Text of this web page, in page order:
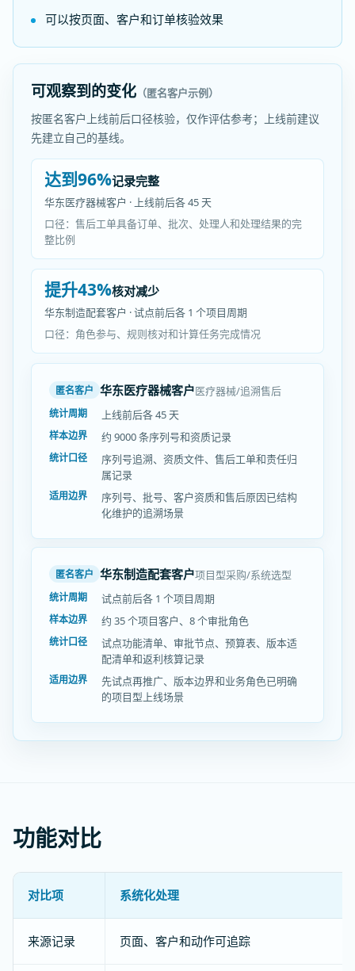
可以按页面、客户和订单核验效果
可观察到的变化 （匿名客户示例）
按匿名客户上线前后口径核验，仅作评估参考；上线前建议
先建立自己的基线。
达到96%记录完整
华东医疗器械客户 · 上线前后各 45 天
口径：售后工单具备订单、批次、处理人和处理结果的完
整比例
提升43%核对减少
华东制造配套客户 · 试点前后各 1 个项目周期
口径：角色参与、规则核对和计算任务完成情况
匿名客户 华东医疗器械客户医疗器械/追溯售后
统计周期 上线前后各 45 天
样本边界 约 9000 条序列号和资质记录
统计口径
序列号追溯、资质文件、售后工单和责任归
属记录
适用边界
序列号、批号、客户资质和售后原因已结构
化维护的追溯场景
匿名客户 华东制造配套客户项目型采购/系统选型
统计周期 试点前后各 1 个项目周期
样本边界 约 35 个项目客户、8 个审批角色
统计口径
试点功能清单、审批节点、预算表、版本适
配清单和返利核算记录
适用边界
先试点再推广、版本边界和业务角色已明确
的项目型上线场景
功能对比
对比项 系统化处理
来源记录 页面、客户和动作可追踪